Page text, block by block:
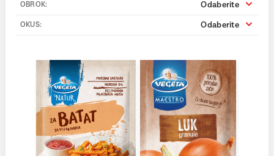
OBROK: Odaberite
OKUS: Odaberite